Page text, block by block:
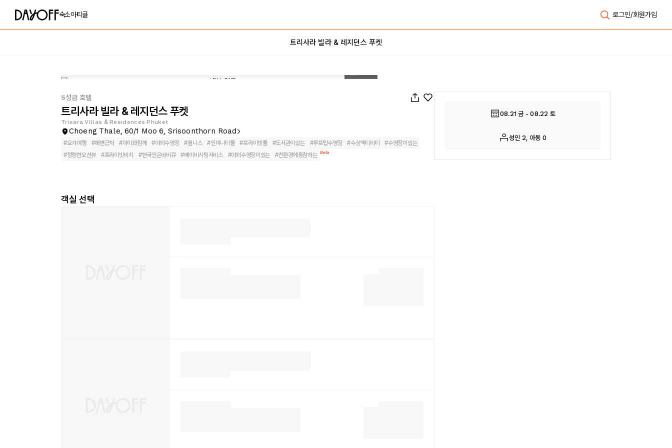
숙소아티클 로그인/회원가입
트리사라 빌라 & 레지던스 푸켓
5성급 호텔
트리사라 빌라 & 레지던스 푸켓
Trisara Villas & Residences Phuket
Choeng Thale, 60/1 Moo 6, Srisoonthorn Road
#요가여행 #해변근처 #아이와함께 #야외수영장 #웰니스 #인피니티풀 #프라이빗풀 #도서관이있는 #루프탑수영장 #수상액티비티 #수영장이있는
#청량한오션뷰 #프라이빗비치 #한국인은바비큐 #베이비시팅서비스 #야외수영장이있는 #친환경에동참하는 Beta
객실 선택
08.21 금 - 08.22 토
성인 2, 아동 0